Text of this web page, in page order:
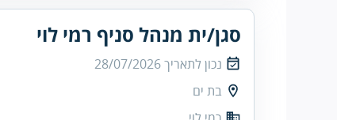
סגן/ית מנהל סניף רמי לוי
נכון לתאריך28/07/2026
בת ים